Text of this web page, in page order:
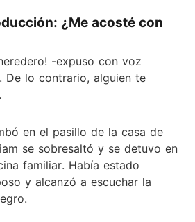
¿Me acosté con
-expuso con voz
De lo contrario, alguien te
en el pasillo de la casa de
se sobresaltó y se detuvo en
familiar. Había estado
y alcanzó a escuchar la